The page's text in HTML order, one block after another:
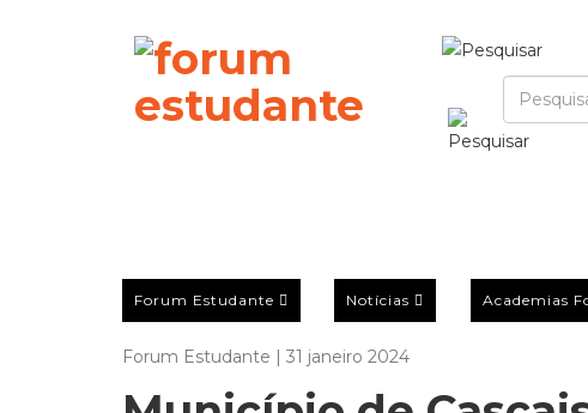
Forum Estudante Notícias Academias
Forum Estudante | 31 janeiro 2024